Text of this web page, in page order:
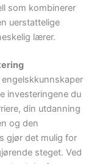
som kombinerer
uerstattelige
lærer.
investeringene du
din utdanning
og den
gjør det mulig for
steget. Ved